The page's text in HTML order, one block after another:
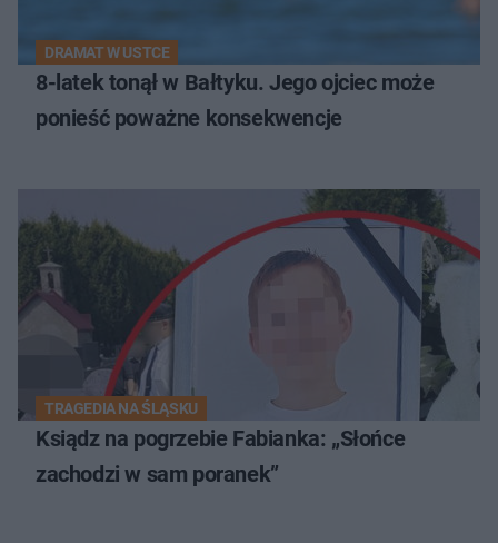
DRAMAT W USTCE
8-latek tonął w Bałtyku. Jego ojciec może
ponieść poważne konsekwencje
TRAGEDIA NA ŚLĄSKU
Ksiądz na pogrzebie Fabianka: „Słońce
zachodzi w sam poranek”